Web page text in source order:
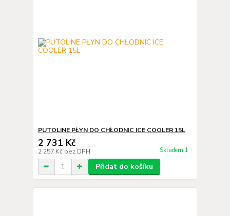
PUTOLINE PŁYN DO CHŁODNIC ICE COOLER 15L
2 731 Kč
2 257 Kč bez DPH Skladem 1
Přidat do košíku